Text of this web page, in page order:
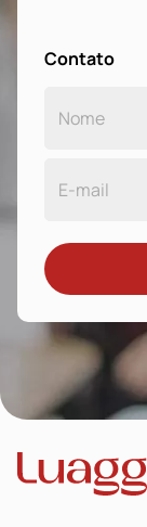
Contato